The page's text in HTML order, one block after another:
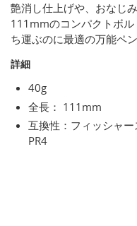
艶消し仕上げや、おなじ
111mmのコンパクトボ
ち運ぶのに最適の万能ペン
詳細
40g
全長： 111mm
互換性：フィッシャ
PR4